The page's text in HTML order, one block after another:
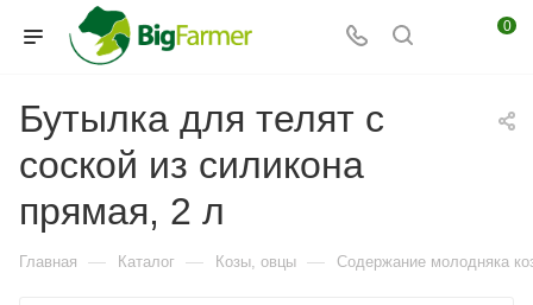
0
Бутылка для телят с
соской из силикона
прямая, 2 л
Главная — Каталог — Козы, овцы — Содержание молодняка